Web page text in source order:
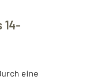
14-
eine